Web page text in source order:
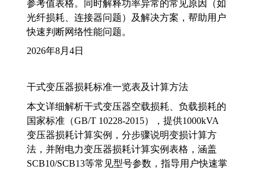
参考值表格。同时解释功率异常的常见原因（如
光纤损耗、连接器问题）及解决方案，帮助用户
快速判断网络性能问题。
2026年8月4日
干式变压器损耗标准一览表及计算方法
本文详细解析干式变压器空载损耗、负载损耗的
国家标准（GB/T 10228-2015），提供1000kVA
变压器损耗计算实例，分步骤说明变损计算方
法，并附电力变压器损耗计算实例表格，涵盖
SCB10/SCB13等常见型号参数，指导用户快速掌